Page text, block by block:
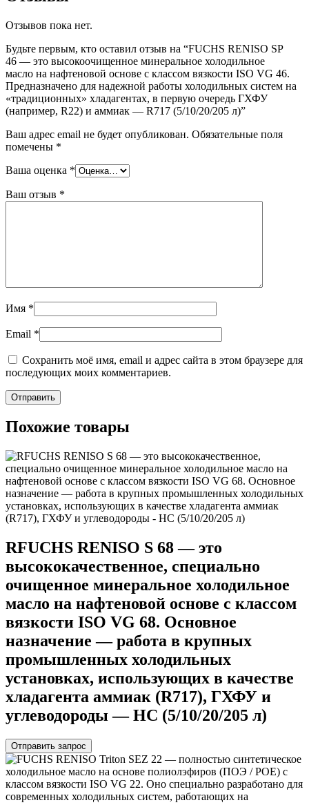
Отзывов пока нет.
Будьте первым, кто оставил отзыв на “FUCHS RENISO SP
46 — это высокоочищенное минеральное холодильное
масло на нафтеновой основе с классом вязкости ISO VG 46.
Предназначено для надежной работы холодильных систем на
«традиционных» хладагентах, в первую очередь ГХФУ
(например, R22) и аммиак — R717 (5/10/20/205 л)”
Ваш адрес email не будет опубликован. Обязательные поля
помечены *
Ваша оценка *
Ваш отзыв *
Имя *
Email *
Сохранить моё имя, email и адрес сайта в этом браузере для
последующих моих комментариев.
Похожие товары
RFUCHS RENISO S 68 — это
высококачественное, специально
очищенное минеральное холодильное
масло на нафтеновой основе с классом
вязкости ISO VG 68. Основное
назначение — работа в крупных
промышленных холодильных
установках, использующих в качестве
хладагента аммиак (R717), ГХФУ и
углеводороды — HC (5/10/20/205 л)
Отправить запрос